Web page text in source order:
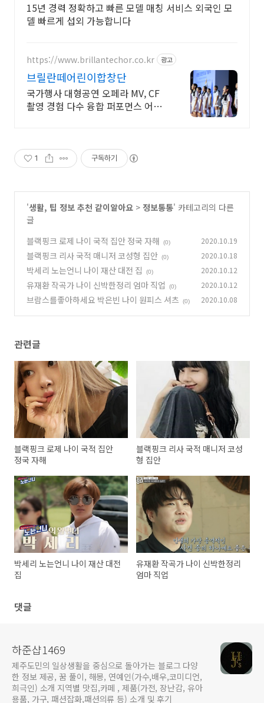
15년 경력 정확하고 빠른 모델 매칭 서비스 외국인 모
델 빠르게 섭외 가능합니다
https://www.brillantechor.co.kr 광고
브릴란떼어린이합창단
국가행사 대형공연 오페라 MV, CF
촬영 경험 다수 융합 퍼포먼스 어린
1 구독하기
'생활, 팁 정보 추천 같이알아요 > 정보통통' 카테고리의 다른
글
블랙핑크 로제 나이 국적 집안 정국 자해
(0) 2020.10.19
블랙핑크 리사 국적 매니저 코성형 집안 (0) 2020.10.18
박세리 노는언니 나이 재산 대전 집 (0) 2020.10.12
유재환 작곡가 나이 신박한정리 엄마 직업 (0) 2020.10.12
브람스를좋아하세요 박은빈 나이 원피스 셔츠 (0) 2020.10.08
관련글
블랙핑크 로제 나이 국적 집안
정국 자해
블랙핑크 리사 국적 매니저 코성
형 집안
박세리 노는언니 나이 재산 대전
집
유재환 작곡가 나이 신박한정리
엄마 직업
댓글
하준샵1469
제주도민의 일상생활을 중심으로 돌아가는 블로그 다양
한 정보 제공, 꿈 풀이, 해몽, 연예인(가수,배우,코미디언,
희극인) 소개 지역별 맛집,카페 , 제품(가전, 장난감, 유아
용품, 가구, 패션잡화,패션의류 등) 소개 및 후기